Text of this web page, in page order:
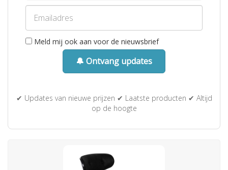
Meld mij ook aan voor de nieuwsbrief
🔔 Ontvang updates
✔ Updates van nieuwe prijzen ✔ Laatste producten ✔ Altijd
op de hoogte